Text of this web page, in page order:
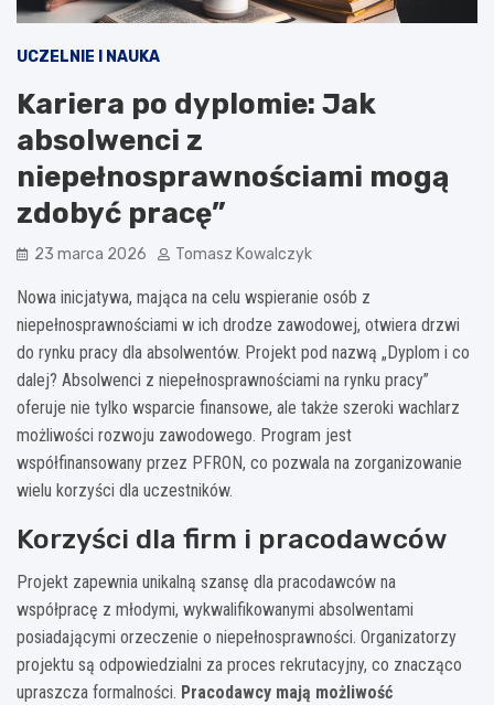
UCZELNIE I NAUKA
Kariera po dyplomie: Jak
absolwenci z
niepełnosprawnościami mogą
zdobyć pracę”
23 marca 2026 Tomasz Kowalczyk
Nowa inicjatywa, mająca na celu wspieranie osób z
niepełnosprawnościami w ich drodze zawodowej, otwiera drzwi
do rynku pracy dla absolwentów. Projekt pod nazwą „Dyplom i co
dalej? Absolwenci z niepełnosprawnościami na rynku pracy”
oferuje nie tylko wsparcie finansowe, ale także szeroki wachlarz
możliwości rozwoju zawodowego. Program jest
współfinansowany przez PFRON, co pozwala na zorganizowanie
wielu korzyści dla uczestników.
Korzyści dla firm i pracodawców
Projekt zapewnia unikalną szansę dla pracodawców na
współpracę z młodymi, wykwalifikowanymi absolwentami
posiadającymi orzeczenie o niepełnosprawności. Organizatorzy
projektu są odpowiedzialni za proces rekrutacyjny, co znacząco
upraszcza formalności. Pracodawcy mają możliwość